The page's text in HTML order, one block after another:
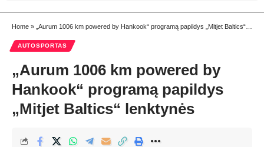
Home » „Aurum 1006 km powered by Hankook“ programą papildys „Mitjet Baltics“ lenktynės
AUTOSPORTAS
„Aurum 1006 km powered by
Hankook“ programą papildys
„Mitjet Baltics“ lenktynės